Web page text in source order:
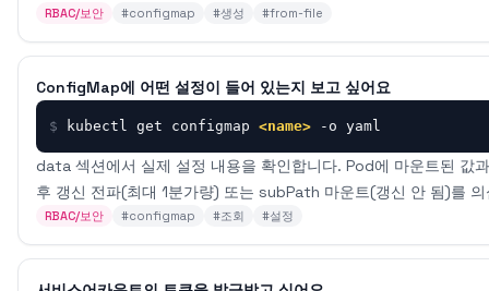
RBAC/보안 #configmap #생성 #from-file
ConfigMap에 어떤 설정이 들어 있는지 보고 싶어요
$ kubectl get configmap <name> -o yaml
data 섹션에서 실제 설정 내용을 확인합니다. Pod에 마운트된 값
후 갱신 전파(최대 1분가량) 또는 subPath 마운트(갱신 안 됨)를
RBAC/보안 #configmap #조회 #설정